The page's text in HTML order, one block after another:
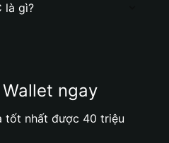
là gì?
ngay
tốt nhất được 40 triệu